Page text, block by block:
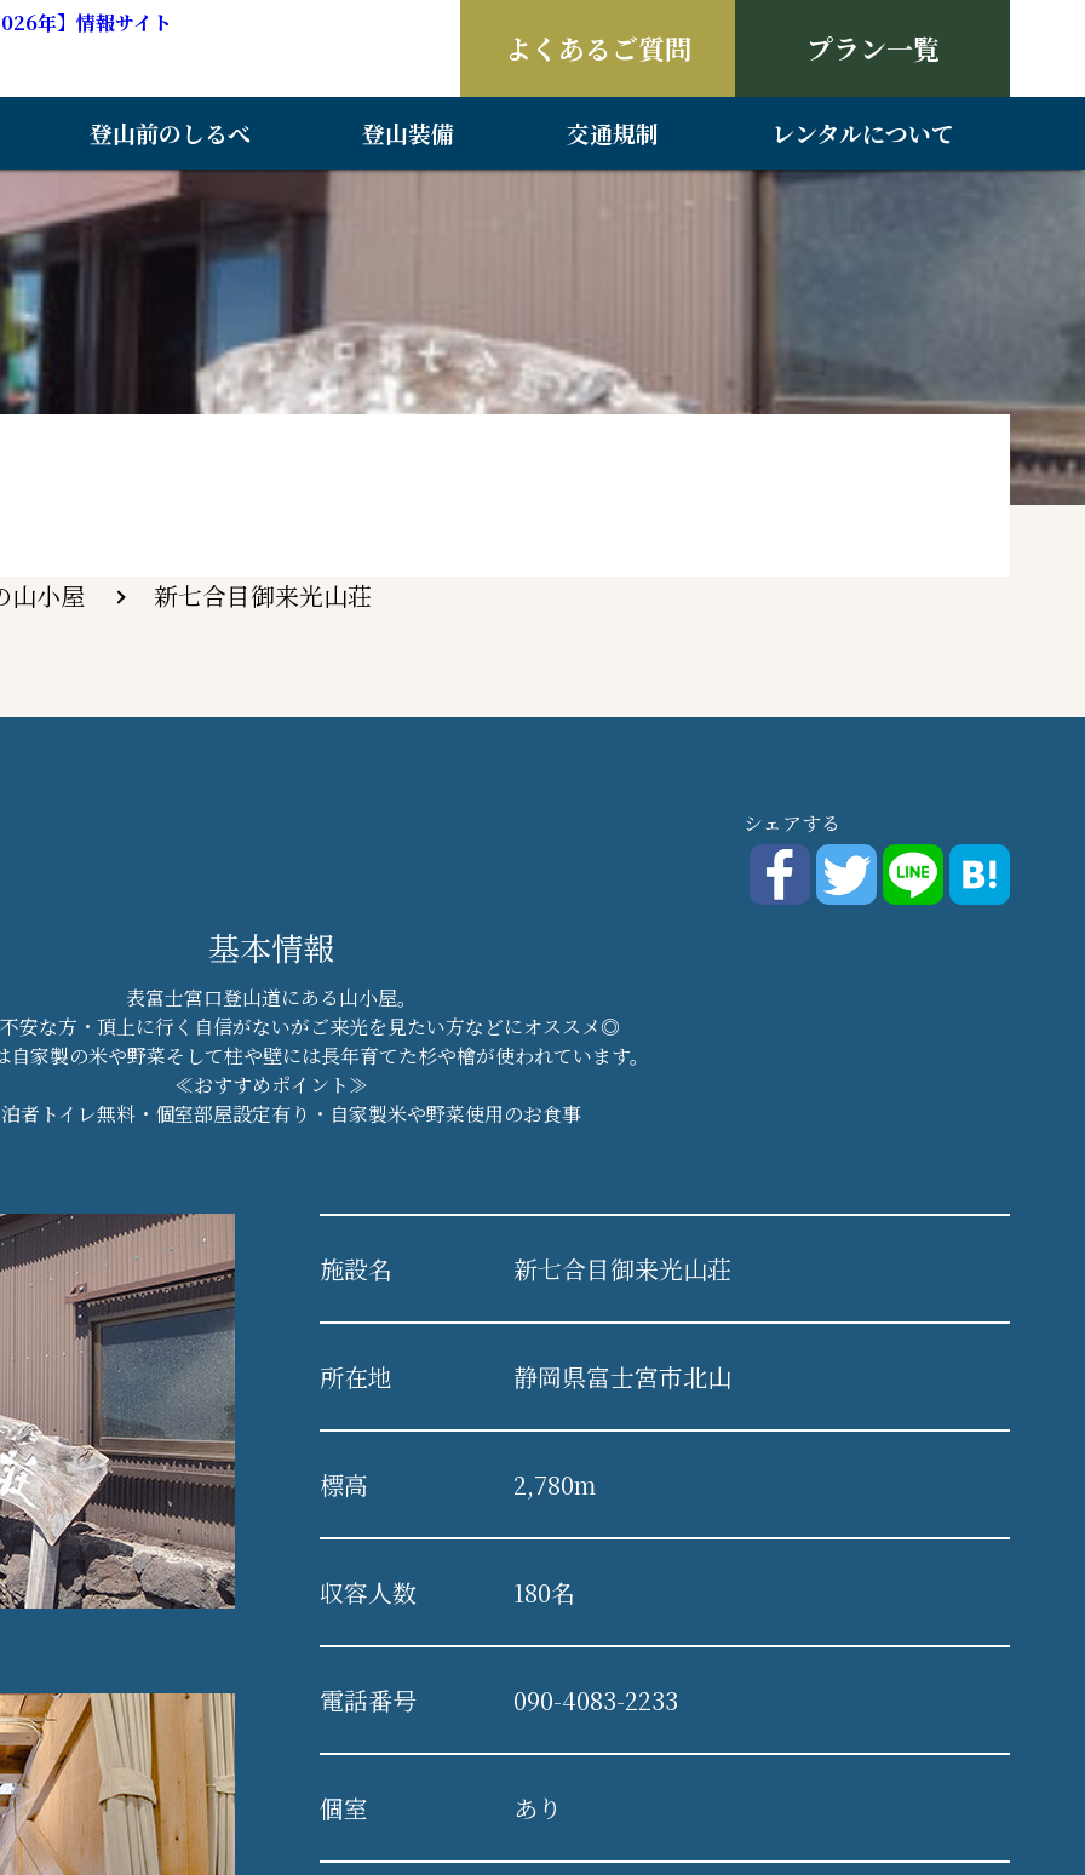
年】情報サイト
よくあるご質問 プラン一覧
登山前のしるべ 登山装備 交通規制 レンタルについて
山小屋 新七合目御来光山荘
シェアする
基本情報
表富士宮口登山道にある山小屋。
安な方・頂上に行く自信がないがご来光を見たい方などにオススメ◎
自家製の米や野菜そして柱や壁には長年育てた杉や檜が使われています。
≪おすすめポイント≫
者トイレ無料・個室部屋設定有り・自家製米や野菜使用のお食事
施設名 新七合目御来光山荘
所在地 静岡県富士宮市北山
標高 2,780m
収容人数 180名
電話番号 090-4083-2233
個室 あり